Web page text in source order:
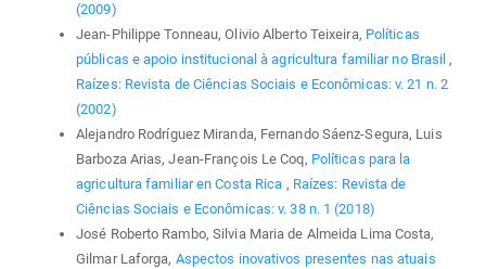
(2009)
Jean-Philippe Tonneau, Olivio Alberto Teixeira, Políticas
públicas e apoio institucional à agricultura familiar no Brasil,
Raízes: Revista de Ciências Sociais e Econômicas: v. 21 n. 2
(2002)
Alejandro Rodríguez Miranda, Fernando Sáenz-Segura, Luis
Barboza Arias, Jean-François Le Coq, Políticas para la
agricultura familiar en Costa Rica , Raízes: Revista de
Ciências Sociais e Econômicas: v. 38 n. 1 (2018)
José Roberto Rambo, Silvia Maria de Almeida Lima Costa,
Gilmar Laforga, Aspectos inovativos presentes nas atuais